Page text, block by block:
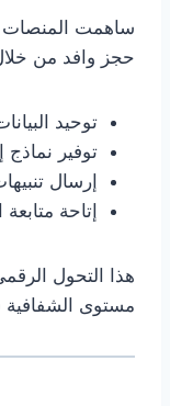
ساهمت المنصات
حجز وافد من
توحيد
توفير نماذج
إرسال
إتاحة
هذا التحول
مستوى الشفافية